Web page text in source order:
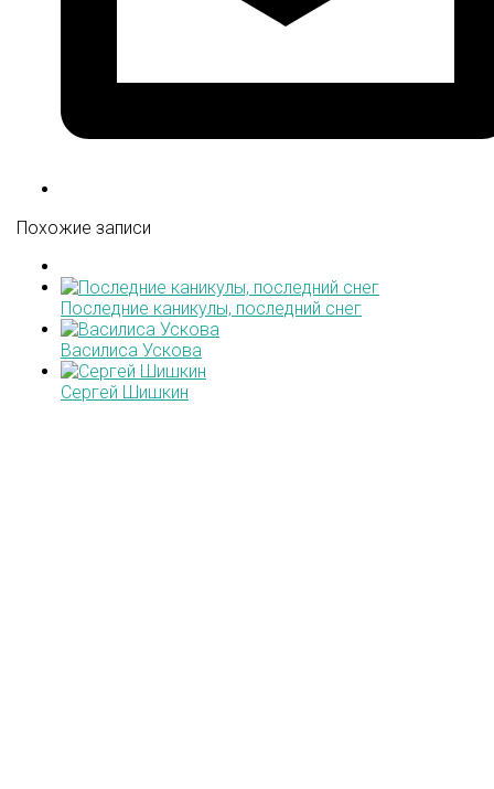
Похожие записи
Последние каникулы, последний снег
Василиса Ускова
Сергей Шишкин